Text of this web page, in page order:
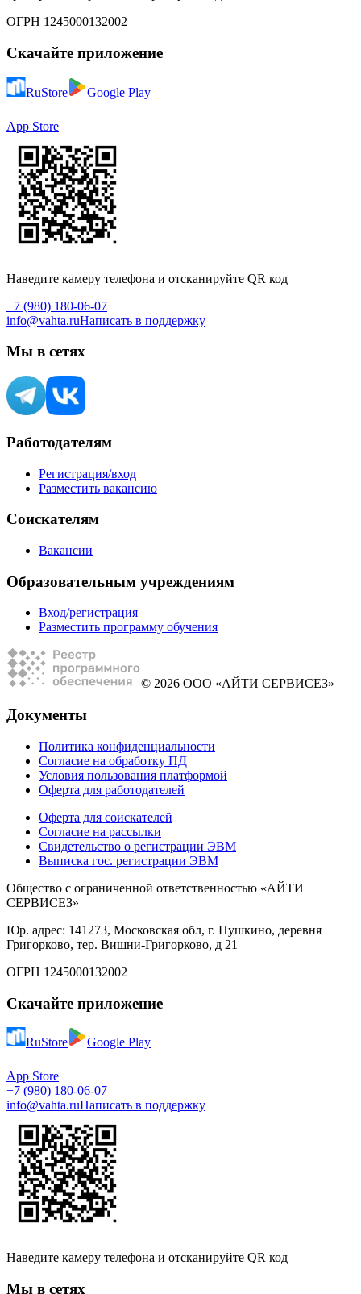
ОГРН 1245000132002
Скачайте приложение
RuStore Google Play
App Store
Наведите камеру телефона и отсканируйте QR код
+7 (980) 180-06-07
info@vahta.ruНаписать в поддержку
Мы в сетях
Работодателям
Регистрация/вход
Разместить вакансию
Соискателям
Вакансии
Образовательным учреждениям
Вход/регистрация
Разместить программу обучения
© 2026 ООО «АЙТИ СЕРВИСЕЗ»
Документы
Политика конфиденциальности
Согласие на обработку ПД
Условия пользования платформой
Оферта для работодателей
Оферта для соискателей
Согласие на рассылки
Свидетельство о регистрации ЭВМ
Выписка гос. регистрации ЭВМ
Общество с ограниченной ответственностью «АЙТИ
СЕРВИСЕЗ»
Юр. адрес: 141273, Московская обл, г. Пушкино, деревня
Григорково, тер. Вишни-Григорково, д 21
ОГРН 1245000132002
Скачайте приложение
RuStore Google Play
App Store
+7 (980) 180-06-07
info@vahta.ruНаписать в поддержку
Наведите камеру телефона и отсканируйте QR код
Мы в сетях